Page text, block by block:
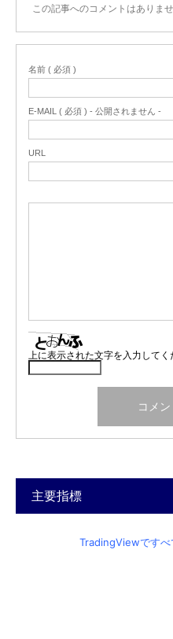
この記事へのコメントはありませ
名前 ( 必須 )
E-MAIL ( 必須 ) - 公開されません -
URL
上に表示された文字を入力してく
主要指標
TradingViewですべ